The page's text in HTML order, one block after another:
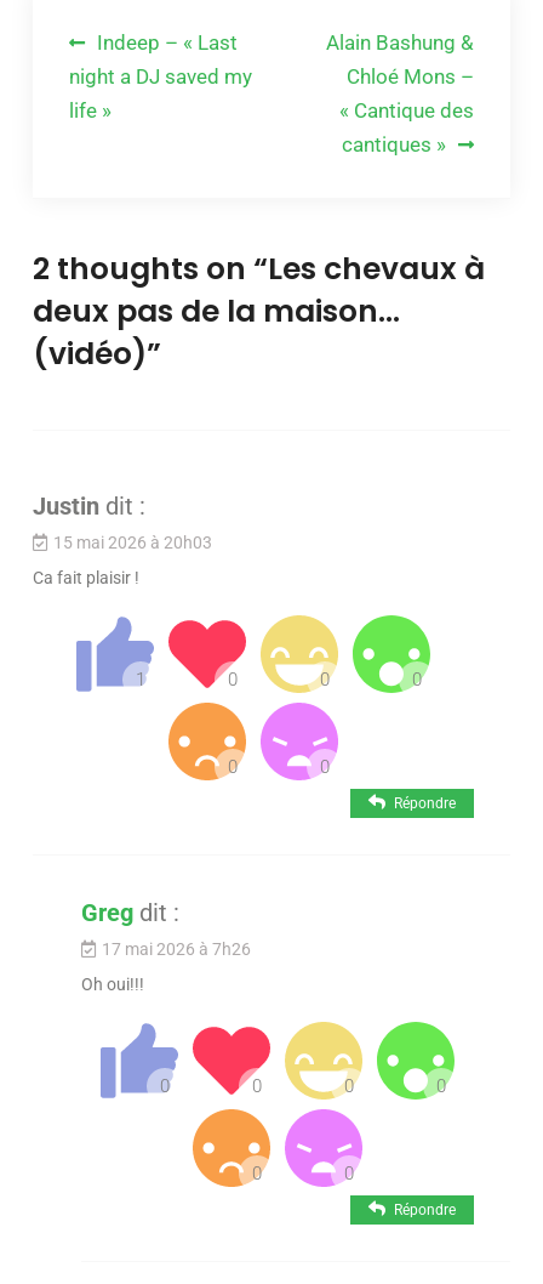
Navigation
de
l’article
Indeep – « Last
night a DJ saved my
life »
Alain Bashung &
Chloé Mons –
« Cantique des
cantiques »
2 thoughts on “Les chevaux à
deux pas de la maison…
(vidéo)”
Justin dit :
15 mai 2026 à 20h03
Ca fait plaisir !
Répondre
Greg dit :
17 mai 2026 à 7h26
Oh oui!!!
Répondre